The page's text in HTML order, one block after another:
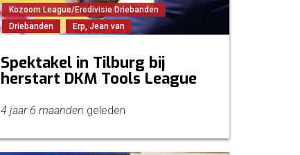
Kozoom League/Eredivisie Driebanden
Driebanden
Erp, Jean van
Spektakel in Tilburg bij
herstart DKM Tools League
4 jaar 6 maanden geleden